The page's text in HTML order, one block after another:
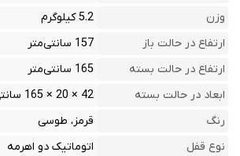
وزن
5.2 کیلوگرم
ارتفاع در حالت باز
157 سانتی‌متر
ارتفاع در حالت بسته
165 سانتی‌متر
ابعاد در حالت بسته
42 × 20 × 165 سانتی‌متر
رنگ
قرمز، طوسی
نوع قفل
اتوماتیک دو اهرمه